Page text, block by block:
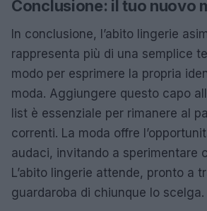
Conclusione: il tuo nuovo
In conclusione, l’abito lingerie
rappresenta più di una semplice
modo per esprimere la propria
moda. Aggiungere questo capo
list è essenziale per rimanere al
correnti. La moda offre
audaci, invitando a sperimentare
L’abito lingerie attende, pronto a
guardaroba di chiunque lo scelga.